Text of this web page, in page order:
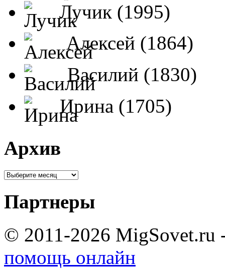
Лучик (1995)
Алексей (1864)
Василий (1830)
Ирина (1705)
Архив
Партнеры
© 2011-2026 MigSovet.ru
помощь онлайн